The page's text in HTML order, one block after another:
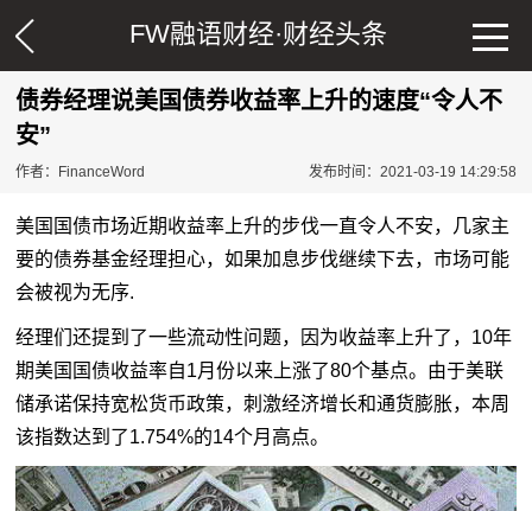
FW融语财经·财经头条
债券经理说美国债券收益率上升的速度“令人不
安”
作者：FinanceWord 发布时间：2021-03-19 14:29:58
美国国债市场近期收益率上升的步伐一直令人不安，几家主
要的债券基金经理担心，如果加息步伐继续下去，市场可能
会被视为无序.
经理们还提到了一些流动性问题，因为收益率上升了，10年
期美国国债收益率自1月份以来上涨了80个基点。由于美联
储承诺保持宽松货币政策，刺激经济增长和通货膨胀，本周
该指数达到了1.754%的14个月高点。